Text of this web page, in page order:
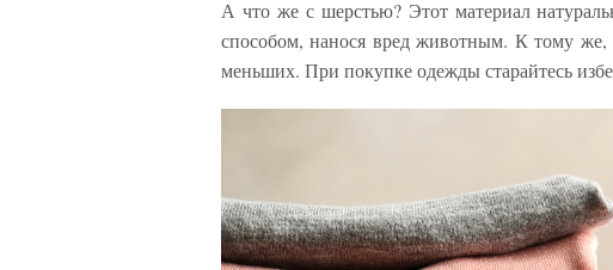
А что же с шерстью? Этот материал
способом, нанося вред животным. К тому же,
меньших. При покупке одежды старайтесь